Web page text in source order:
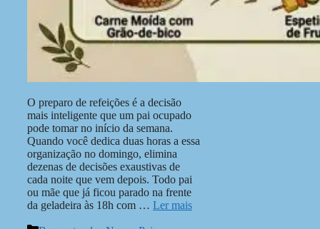
O preparo de refeições é a decisão
mais inteligente que um pai ocupado
pode tomar no início da semana.
Quando você dedica duas horas a essa
organização no domingo, elimina
dezenas de decisões exaustivas de
cada noite que vem depois. Todo pai
ou mãe que já ficou parado na frente
da geladeira às 18h com … Ler mais